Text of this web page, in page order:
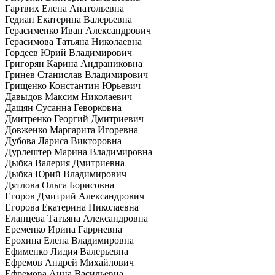
Гартвих Елена Анатольевна
Гедиан Екатерина Валерьевна
Герасименко Иван Александрович
Герасимова Татьяна Николаевна
Гордеев Юрий Владимирович
Григорян Карина Андраниковна
Гринев Станислав Владимирович
Грищенко Константин Юрьевич
Давыдов Максим Николаевич
Дащян Сусанна Геворковна
Дмитренко Георгий Дмитриевич
Довженко Маргарита Игоревна
Дубова Лариса Викторовна
Дурлештер Марина Владимировна
Дыбка Валерия Дмитриевна
Дыбка Юрий Владимирович
Дятлова Ольга Борисовна
Егоров Дмитрий Александрович
Егорова Екатерина Николаевна
Еланцева Татьяна Александровна
Еременко Ирина Гарриевна
Ерохина Елена Владимировна
Ефименко Лидия Валерьевна
Ефремов Андрей Михайлович